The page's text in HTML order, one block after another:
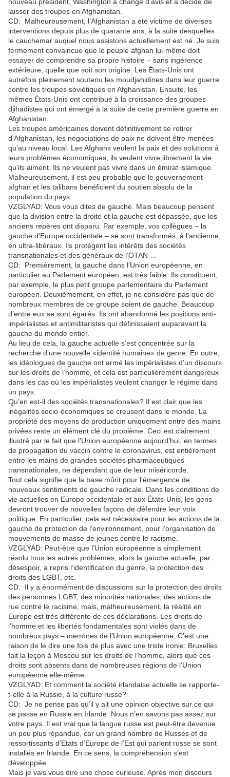
laisser des troupes en Afghanistan.
CD: Malheureusement, l’Afghanistan a été victime de diverses
interventions depuis plus de quarante ans, à la suite desquelles
le cauchemar auquel nous assistons actuellement est né. Je suis
fermement convaincue que le peuple afghan lui-même doit
essayer de comprendre sa propre histoire – sans ingérence
extérieure, quelle que soit son origine. Les États-Unis ont
autrefois pleinement soutenu les moudjahidines dans leur guerre
contre les troupes soviétiques en Afghanistan. Ensuite, les
mêmes États-Unis ont contribué à la croissance des groupes
djihadistes qui ont émergé à la suite de cette première guerre en
Afghanistan.
Les troupes américaines doivent définitivement se retirer
d’Afghanistan, les négociations de paix ne doivent être menées
qu’au niveau local. Les Afghans veulent la paix et des solutions à
leurs problèmes économiques, ils veulent vivre librement la vie
qu’ils aiment. Ils ne veulent pas vivre dans un émirat islamique.
Malheureusement, il est peu probable que le gouvernement
afghan et les talibans bénéficient du soutien absolu de la
population du pays.
VZGLYAD: Vous vous dites de gauche. Mais beaucoup pensent
que la division entre la droite et la gauche est dépassée, que les
anciens repères ont disparu. Par exemple, vos collègues – la
gauche d’Europe occidentale – se sont transformés, à l’ancienne,
en ultra-libéraux. Ils protègent les intérêts des sociétés
transnationales et des généraux de l’OTAN …
CD: Premièrement, la gauche dans l’Union européenne, en
particulier au Parlement européen, est très faible. Ils constituent,
par exemple, le plus petit groupe parlementaire du Parlement
européen. Deuxièmement, en effet, je ne considère pas que de
nombreux membres de ce groupe soient de gauche. Beaucoup
d’entre eux se sont égarés. Ils ont abandonné les positions anti-
impérialistes et antimilitaristes qui définissaient auparavant la
gauche du monde entier.
Au lieu de cela, la gauche actuelle s’est concentrée sur la
recherche d’une nouvelle «identité humaine» de genre. En outre,
les idéologues de gauche ont armé les impérialistes d’un discours
sur les droits de l’homme, et cela est particulièrement dangereux
dans les cas où les impérialistes veulent changer le régime dans
un pays.
Qu’en est-il des sociétés transnationales? Il est clair que les
inégalités socio-économiques se creusent dans le monde. La
propriété des moyens de production uniquement entre des mains
privées reste un élément clé du problème. Ceci est clairement
illustré par le fait que l’Union européenne aujourd’hui, en termes
de propagation du vaccin contre le coronavirus, est entièrement
entre les mains de grandes sociétés pharmaceutiques
transnationales, ne dépendant que de leur miséricorde.
Tout cela signifie que la base mûrit pour l’émergence de
nouveaux sentiments de gauche radicale. Dans les conditions de
vie actuelles en Europe occidentale et aux États-Unis, les gens
devront trouver de nouvelles façons de défendre leur voix
politique. En particulier, cela est nécessaire pour les actions de la
gauche de protection de l’environnement, pour l’organisation de
mouvements de masse de jeunes contre le racisme.
VZGLYAD: Peut-être que l’Union européenne a simplement
résolu tous les autres problèmes, alors la gauche actuelle, par
désespoir, a repris l’identification du genre, la protection des
droits des LGBT, etc.
CD: Il y a énormément de discussions sur la protection des droits
des personnes LGBT, des minorités nationales, des actions de
rue contre le racisme, mais, malheureusement, la réalité en
Europe est très différente de ces déclarations. Les droits de
l’homme et les libertés fondamentales sont violés dans de
nombreux pays – membres de l’Union européenne. C’est une
raison de le dire une fois de plus avec une triste ironie: Bruxelles
fait la leçon à Moscou sur les droits de l’homme, alors que ces
droits sont absents dans de nombreuses régions de l’Union
européenne elle-même.
VZGLYAD: Et comment la société irlandaise actuelle se rapporte-
t-elle à la Russie, à la culture russe?
CD: Je ne pense pas qu’il y ait une opinion objective sur ce qui
se passe en Russie en Irlande. Nous n’en savons pas assez sur
votre pays. Il est vrai que la langue russe est peut-être devenue
un peu plus répandue, car un grand nombre de Russes et de
ressortissants d’Etats d’Europe de l’Est qui parlent russe se sont
installés en Irlande. En ce sens, la compréhension s’est
développée.
Mais je vais vous dire une chose curieuse. Après mon discours